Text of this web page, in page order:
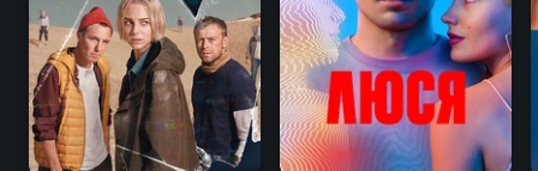
7.5 7.0